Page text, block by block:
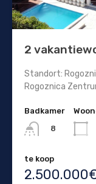
2
Standort:
Rogoznica
Badkamer
8
te koop